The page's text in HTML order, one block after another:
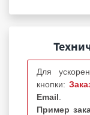
Для
кнопки:
Email
Пример